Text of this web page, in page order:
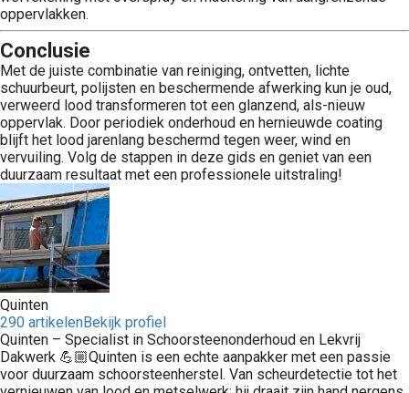
oppervlakken.
Conclusie
Met de juiste combinatie van reiniging, ontvetten, lichte
schuurbeurt, polijsten en beschermende afwerking kun je oud,
verweerd lood transformeren tot een glanzend, als-nieuw
oppervlak. Door periodiek onderhoud en hernieuwde coating
blijft het lood jarenlang beschermd tegen weer, wind en
vervuiling. Volg de stappen in deze gids en geniet van een
duurzaam resultaat met een professionele uitstraling!
Quinten
290 artikelenBekijk profiel
Quinten – Specialist in Schoorsteenonderhoud en Lekvrij
Dakwerk 💪🏼Quinten is een echte aanpakker met een passie
voor duurzaam schoorsteenherstel. Van scheurdetectie tot het